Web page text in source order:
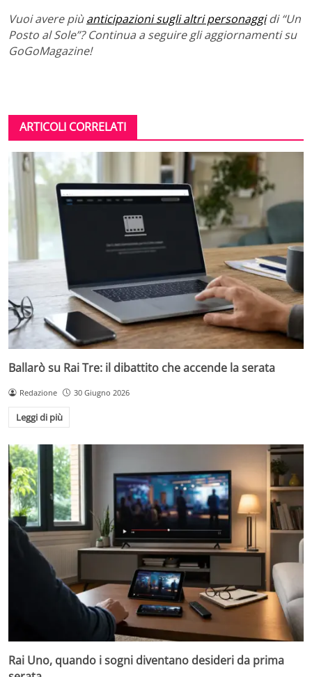
Vuoi avere piùanticipazioni sugli altri personaggidi “Un
Posto al Sole”? Continua a seguire gli aggiornamenti su
GoGoMagazine!
ARTICOLI CORRELATI
Ballarò su Rai Tre: il dibattito che accende la serata
Redazione 30 Giugno 2026
Leggi di più
Rai Uno, quando i sogni diventano desideri da prima